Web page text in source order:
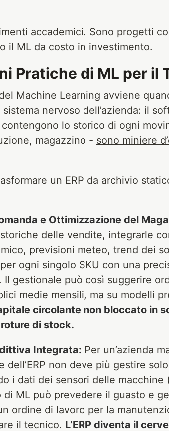
accademici. Sono progetti
il ML da costo in investimento.
Pratiche di ML per il
Machine Learning avviene
nervoso dell’azienda: il
lo storico di ogni
magazzino - sono miniere
un ERP da archivio
e Ottimizzazione del
delle vendite, integrarle
previsioni meteo, trend dei
ogni singolo SKU con una
Il gestionale può così suggerire
medie mensili, ma su modelli
circolante non bloccato in
di stock.
Integrata: Per un’azienda
dell’ERP non deve più gestire
i dati dei sensori delle macchine
di ML può prevedere il guasto e
ordine di lavoro per la
il tecnico. L’ERP diventa il